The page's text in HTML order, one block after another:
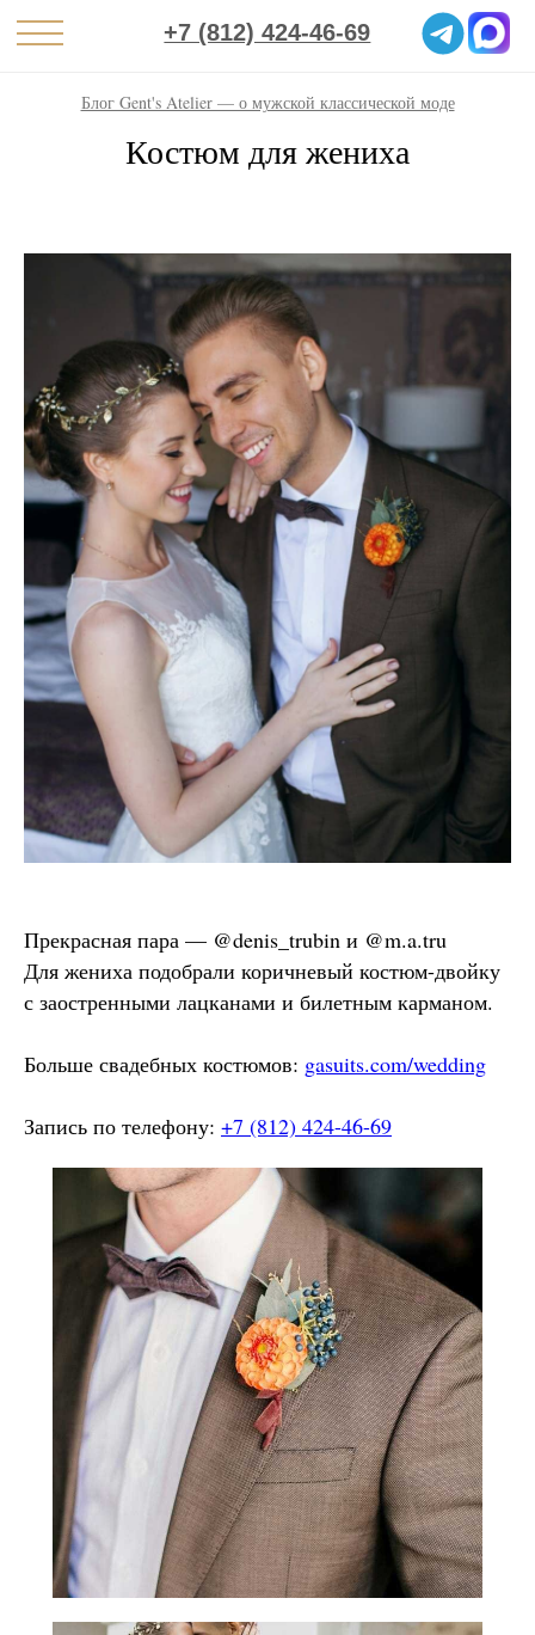
+7 (812) 424-46-69
Блог Gent's Atelier — о мужской классической моде
Костюм для жениха
Прекрасная пара — @denis_trubin и @m.a.tru
Для жениха подобрали коричневый костюм-двойку
с заостренными лацканами и билетным карманом.
Больше свадебных костюмов: gasuits.com/wedding
Запись по телефону: +7 (812) 424-46-69